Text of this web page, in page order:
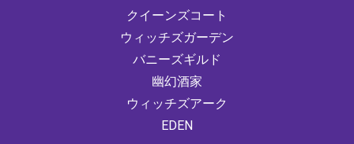
クイーンズコート
ウィッチズガーデン
バニーズギルド
幽幻酒家
ウィッチズアーク
EDEN